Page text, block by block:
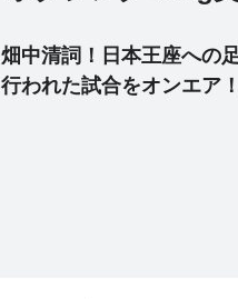
畑中清詞！日本王座への
行われた試合をオンエア